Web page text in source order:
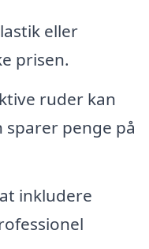
eller
prisen.
ruder kan
penge på
inkludere